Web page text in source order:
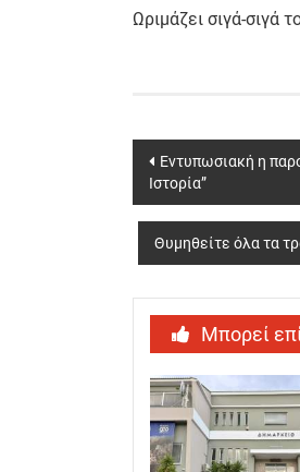
Ωριμάζει σιγά-σιγά
Post
navigation
Εντυπωσιακή η
Ιστορία”
Θυμηθείτε όλα τα
Μπορεί